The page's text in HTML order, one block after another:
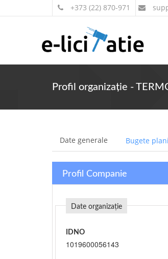
+373 (22) 870-971
Profil organizație -
Date generale Bugete
Profil Companie
Date organizație
IDNO
1019600056143